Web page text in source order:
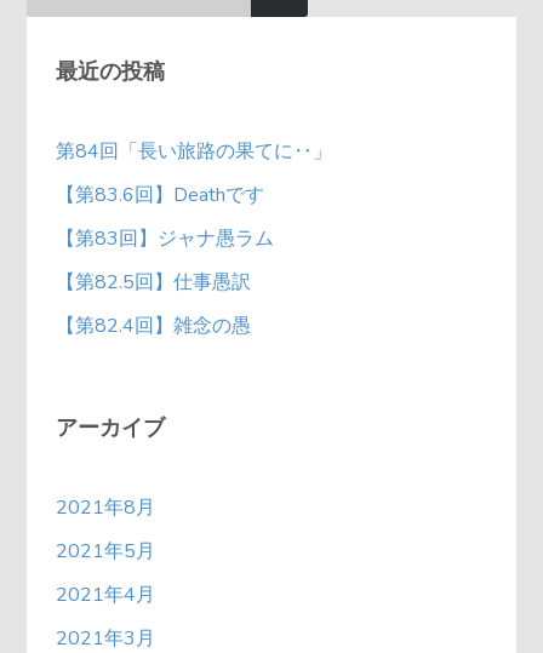
最近の投稿
第84回「長い旅路の果てに‥」
【第83.6回】Deathです
【第83回】ジャナ愚ラム
【第82.5回】仕事愚訳
【第82.4回】雑念の愚
アーカイブ
2021年8月
2021年5月
2021年4月
2021年3月